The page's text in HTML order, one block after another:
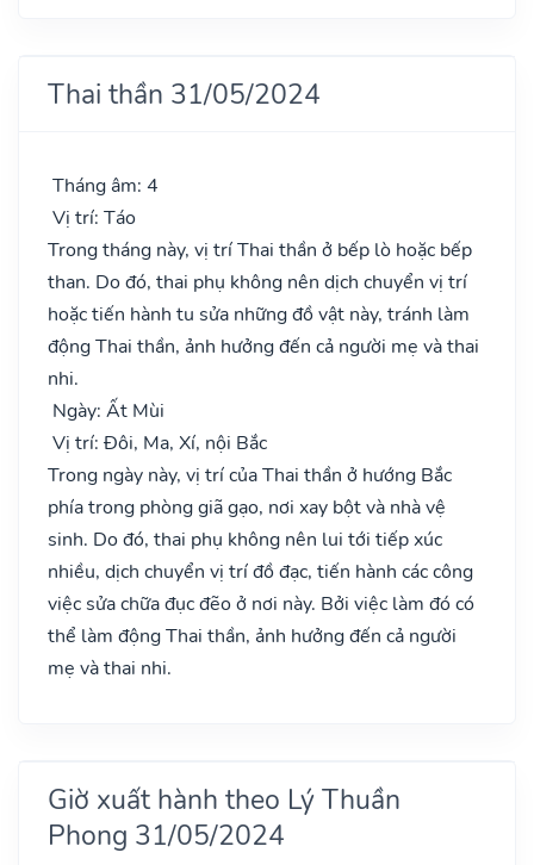
Thai thần 31/05/2024
Tháng âm: 4
Vị trí: Táo
Trong tháng này, vị trí Thai thần ở bếp lò hoặc bếp
than. Do đó, thai phụ không nên dịch chuyển vị trí
hoặc tiến hành tu sửa những đồ vật này, tránh làm
động Thai thần, ảnh hưởng đến cả người mẹ và thai
nhi.
Ngày: Ất Mùi
Vị trí: Đôi, Ma, Xí, nội Bắc
Trong ngày này, vị trí của Thai thần ở hướng Bắc
phía trong phòng giã gạo, nơi xay bột và nhà vệ
sinh. Do đó, thai phụ không nên lui tới tiếp xúc
nhiều, dịch chuyển vị trí đồ đạc, tiến hành các công
việc sửa chữa đục đẽo ở nơi này. Bởi việc làm đó có
thể làm động Thai thần, ảnh hưởng đến cả người
mẹ và thai nhi.
Giờ xuất hành theo Lý Thuần
Phong 31/05/2024